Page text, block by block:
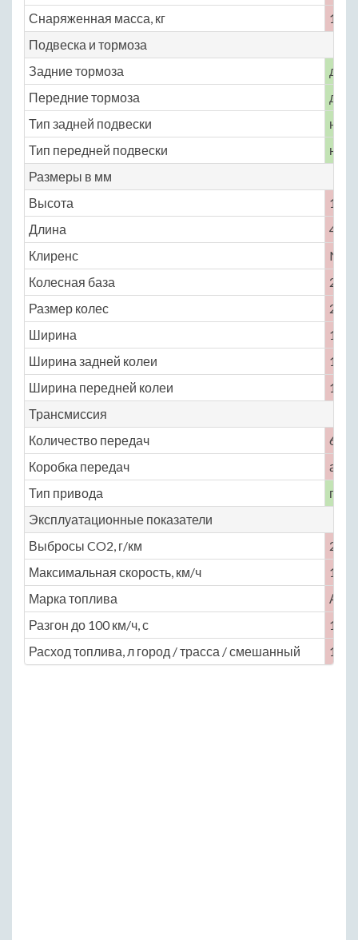
Снаряженная масса, кг
1678
Подвеска и тормоза
Задние тормоза
Передние тормоза
Тип задней подвески
Тип передней подвески
Размеры в мм
Высота
1479
Длина
4947
Клиренс
No
Колесная база
2766
Размер колес
215
Ширина
1843
Ширина задней колеи
1570
Ширина передней колеи
1570
Трансмиссия
Количество передач
6
Коробка передач
Тип привода
Эксплуатационные показатели
Выбросы CO2, г/км
221
Максимальная скорость, км/ч
195
Марка топлива
АИ-
Разгон до 100 км/ч, с
10.8
Расход топлива, л город / трасса / смешанный
13.6